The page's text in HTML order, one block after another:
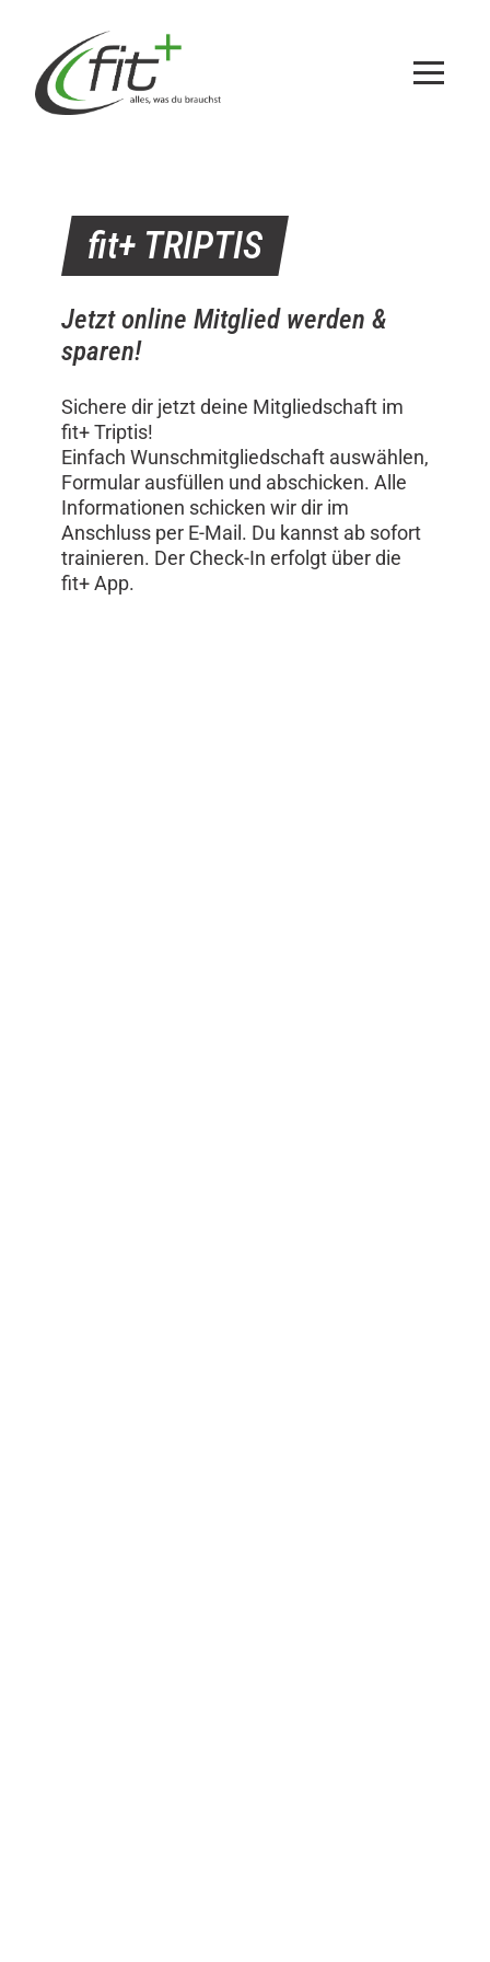
springen
fit+ TRIPTIS
Jetzt online Mitglied werden &
sparen!
Sichere dir jetzt deine Mitgliedschaft im
fit+ Triptis!
Einfach Wunschmitgliedschaft auswählen,
Formular ausfüllen und abschicken. Alle
Informationen schicken wir dir im
Anschluss per E-Mail. Du kannst ab sofort
trainieren. Der Check-In erfolgt über die
fit+ App.